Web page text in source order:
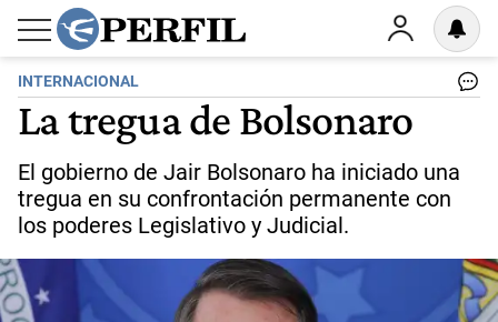
INTERNACIONAL
La tregua de Bolsonaro
El gobierno de Jair Bolsonaro ha iniciado una
tregua en su confrontación permanente con
los poderes Legislativo y Judicial.